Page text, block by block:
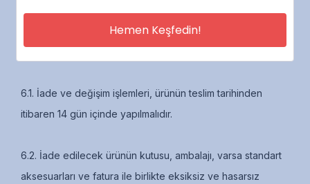
6.1. İade ve değişim işlemleri, ürünün teslim tarihinden
itibaren 14 gün içinde yapılmalıdır.
6.2. İade edilecek ürünün kutusu, ambalajı, varsa standart
aksesuarları ve fatura ile birlikte eksiksiz ve hasarsız
Hemen Keşfedin!